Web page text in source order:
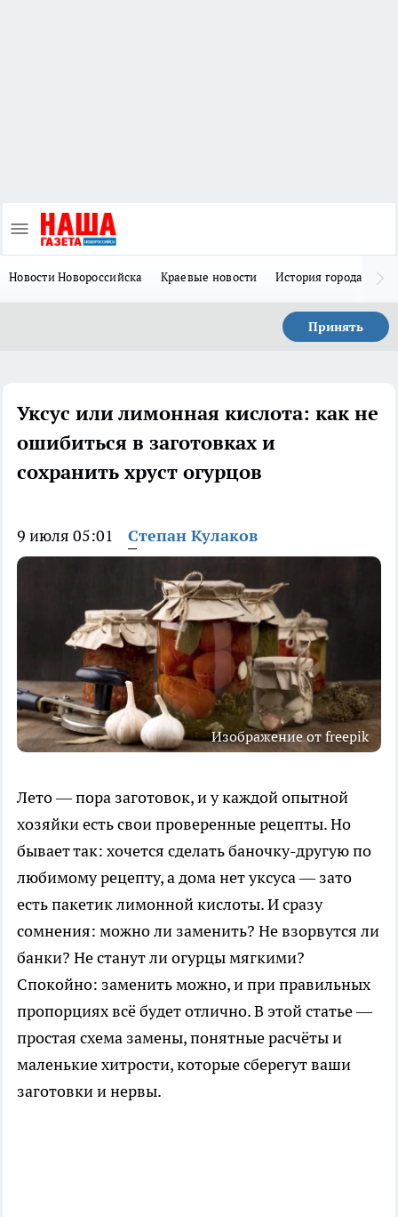
Новости Новороссийска Краевые новости История города Н
Принять
Уксус или лимонная кислота: как не
ошибиться в заготовках и
сохранить хруст огурцов
9 июля 05:01 Степан Кулаков
Изображение от freepik
Лето — пора заготовок, и у каждой опытной
хозяйки есть свои проверенные рецепты. Но
бывает так: хочется сделать баночку-другую по
любимому рецепту, а дома нет уксуса — зато
есть пакетик лимонной кислоты. И сразу
сомнения: можно ли заменить? Не взорвутся ли
банки? Не станут ли огурцы мягкими?
Спокойно: заменить можно, и при правильных
пропорциях всё будет отлично. В этой статье —
простая схема замены, понятные расчёты и
маленькие хитрости, которые сберегут ваши
заготовки и нервы.